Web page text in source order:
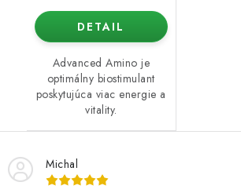
DETAIL
Advanced Amino je
optimálny biostimulant
poskytujúca viac energie a
vitality.
Michal